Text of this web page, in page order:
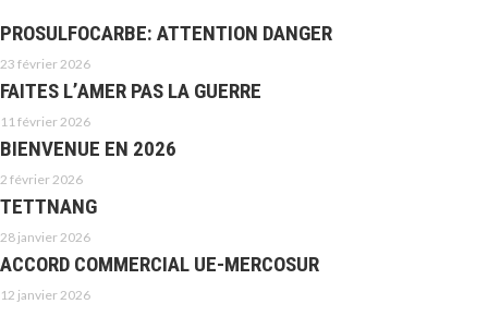
PROSULFOCARBE: ATTENTION DANGER
23 février 2026
FAITES L’AMER PAS LA GUERRE
11 février 2026
BIENVENUE EN 2026
2 février 2026
TETTNANG
28 janvier 2026
ACCORD COMMERCIAL UE-MERCOSUR
12 janvier 2026